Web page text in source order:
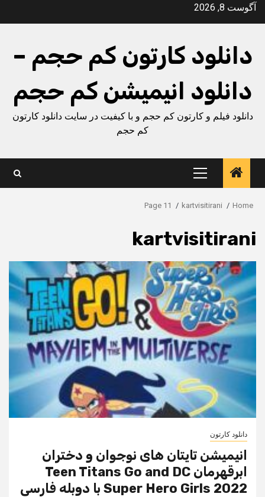
Skipآگوست 8, 2026
دانلود کارتون کم حجم –
دانلود انیمیشن کم حجم
دانلود فیلم و کارتون کم حجم و با کیفیت در سایت دانلود کارتون
کم حجم
Primary
Menu
Home
kartvisitirani
Page 11
kartvisitirani
دانلود کارتون
انیمیشن تایتان های نوجوان و دختران
ابرقهرمان Teen Titans Go and DC
Super Hero Girls 2022 با دوبله فارسی